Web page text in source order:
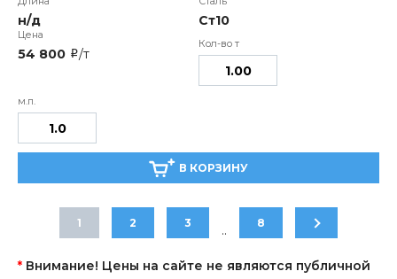
н/д Ст10
54 800 i/т
В КОРЗИНУ
1 2 3 .. 8
* Внимание! Цены на сайте не являются публичной